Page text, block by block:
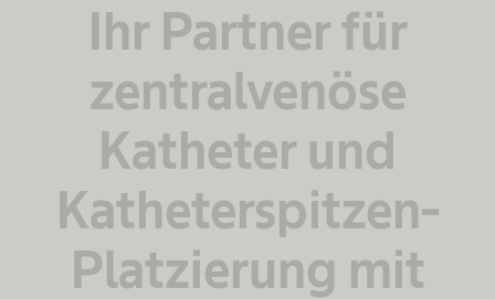
Ihr Partner für
zentralvenöse
Katheter und
Katheterspitzen-
Platzierung mit